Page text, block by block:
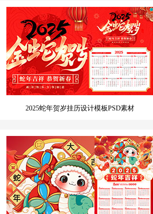
2025蛇年贺岁挂历设计模板PSD素材